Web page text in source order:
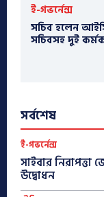
ই-গভর্নেন্স
সচিব হলেন
সচিবসহ দুই
সর্বশেষ
ই-গভর্নেন্স
সাইবার
উদ্বোধন